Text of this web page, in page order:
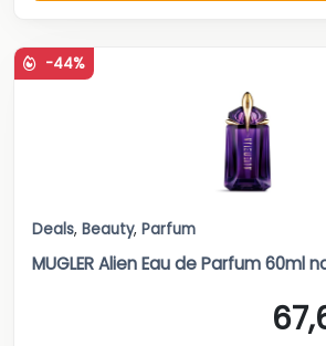
-44%
Deals, Beauty, Parfum
MUGLER Alien Eau de Parfum 60ml